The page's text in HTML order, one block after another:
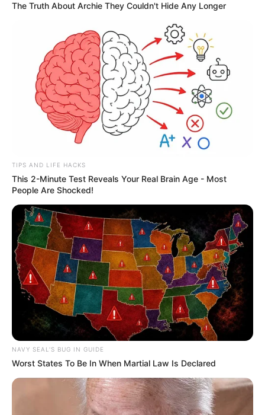
The Truth About Archie They Couldn't Hide Any Longer
TIPS AND LIFE HACKS
This 2-Minute Test Reveals Your Real Brain Age - Most
People Are Shocked!
NAVY SEAL'S BUG IN GUIDE
Worst States To Be In When Martial Law Is Declared